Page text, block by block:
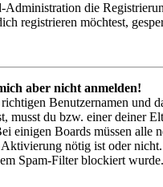
Administration die
registrieren möchtest,
aber nicht anmelden!
Benutzernamen und
musst du bzw. einer deiner
einigen Boards müssen alle
nötig ist oder
Spam-Filter blockiert